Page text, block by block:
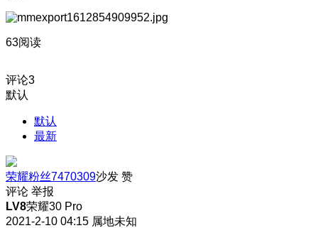
63阅读
评论3
默认
默认
最新
荣耀粉丝7470309沙发 赞
评论 举报
LV8荣耀30 Pro
2021-2-10 04:15 属地未知